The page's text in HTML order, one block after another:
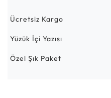
Ücretsiz Kargo
Yüzük İçi Yazısı
Özel Şık Paket